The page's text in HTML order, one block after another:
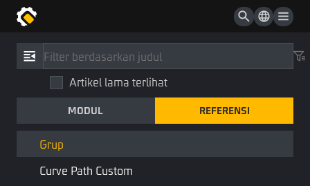
Artikel lama terlihat
MODUL REFERENSI
Waypoin Curve Path Custom
ID Akun
Kode Status
Grup
Curve Path Custom
Referensi / Tipe
Grup
Perpustakaan STD
Menggabungkan: Objek Kustom